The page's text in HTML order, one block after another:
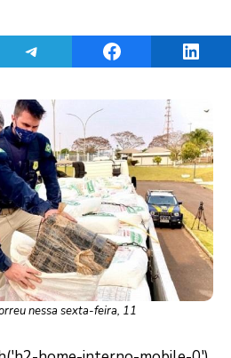
ThreadsShare on TelegramShare on Facebook
nessa sexta-feira, 11